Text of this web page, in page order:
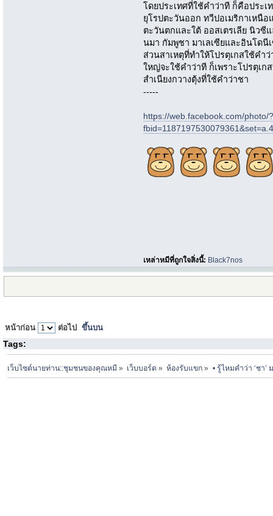
โดยประเทศที่ใช้คำว่าที ก็คือประ
ยุโรปตะวันออก ทวีปอเมริกาเหนื
ตะวันตกและใต้ ออสเตรเลีย นิวซี
นมา กัมพูชา มาเลเซียและอินโดนี
ส่วนสาเหตุที่ทำให้โปรตุเกสใช้คำ
ใหญ่จะใช้คำว่าที ก็เพราะโปรตุเ
สำเนียงกวางตุ้งที่ใช้คำว่าชา
-----
https://web.facebook.com/photo/
เหล่าหมีที่ถูกใจสิ่งนี้: Black7nos
หน้าก่อน ต่อไป ขึ้นบน
Tags:
เว็บไซต์นายท่าน::ชุมชนของคุณหมี » เว็บบอร์ด » ห้องรับแขก » • รู้ไหมคำว่า ‘ชา’